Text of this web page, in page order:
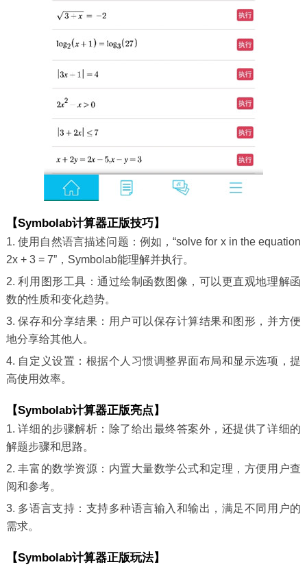
【Symbolab计算器正版技巧】
1. 使用自然语言描述问题：例如，“solve for x in the equation
2x + 3 = 7”，Symbolab能理解并执行。
2. 利用图形工具：通过绘制函数图像，可以更直观地理解函
数的性质和变化趋势。
3. 保存和分享结果：用户可以保存计算结果和图形，并方便
地分享给其他人。
4. 自定义设置：根据个人习惯调整界面布局和显示选项，提
高使用效率。
【Symbolab计算器正版亮点】
1. 详细的步骤解析：除了给出最终答案外，还提供了详细的
解题步骤和思路。
2. 丰富的数学资源：内置大量数学公式和定理，方便用户查
阅和参考。
3. 多语言支持：支持多种语言输入和输出，满足不同用户的
需求。
【Symbolab计算器正版玩法】